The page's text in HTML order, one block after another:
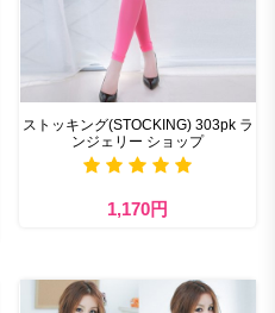
ストッキング(STOCKING) 303pk ラ
ンジェリー ショップ
1,170円